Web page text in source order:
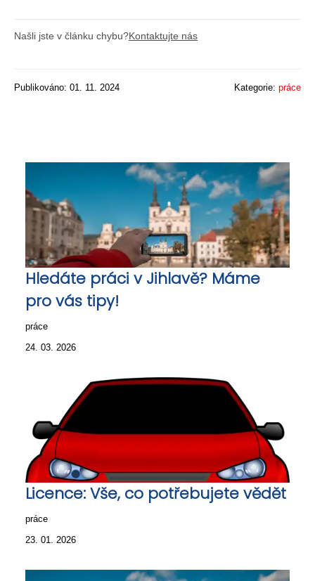
Našli jste v článku chybu?Kontaktujte nás
Publikováno: 01. 11. 2024 Kategorie: práce
Hledáte práci v Jihlavě? Máme
pro vás tipy!
práce
24. 03. 2026
Licence: Vše, co potřebujete vědět
práce
23. 01. 2026